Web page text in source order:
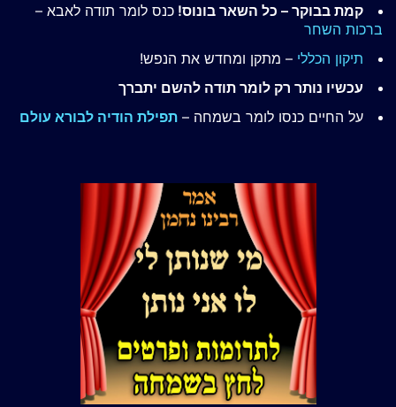
קמת בבוקר – כל השאר בונוס! כנס לומר תודה לאבא –
ברכות השחר
תיקון הכללי – מתקן ומחדש את הנפש!
עכשיו נותר רק לומר תודה להשם יתברך
על החיים כנסו לומר בשמחה – תפילת הודיה לבורא עולם